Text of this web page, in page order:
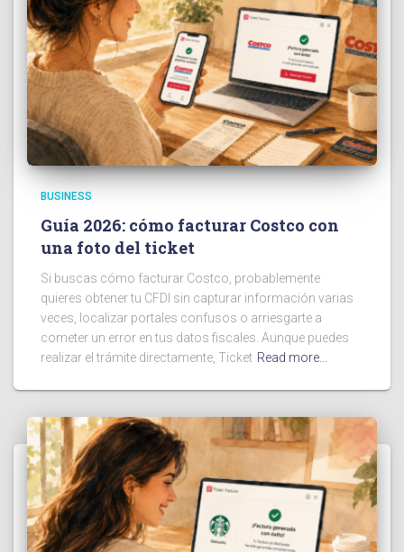
BUSINESS
Guía 2026: cómo facturar Costco con
una foto del ticket
Si buscas cómo facturar Costco, probablemente
quieres obtener tu CFDI sin capturar información varias
veces, localizar portales confusos o arriesgarte a
cometer un error en tus datos fiscales. Aunque puedes
realizar el trámite directamente, Ticket Read more…